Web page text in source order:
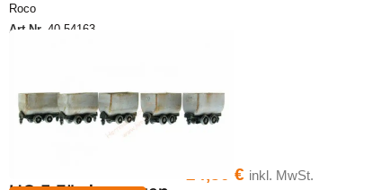
Roco
Art.Nr. 40-54163
24,30€ inkl. MwSt.